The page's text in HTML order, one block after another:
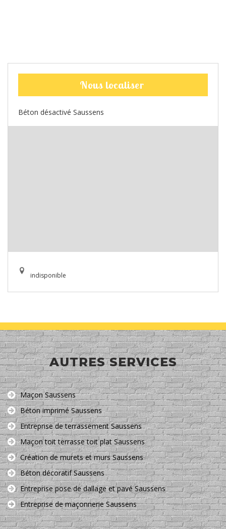
Nous localiser
Béton désactivé Saussens
indisponible
AUTRES SERVICES
Maçon Saussens
Béton imprimé Saussens
Entreprise de terrassement Saussens
Maçon toit terrasse toit plat Saussens
Création de murets et murs Saussens
Béton décoratif Saussens
Entreprise pose de dallage et pavé Saussens
Entreprise de maçonnerie Saussens